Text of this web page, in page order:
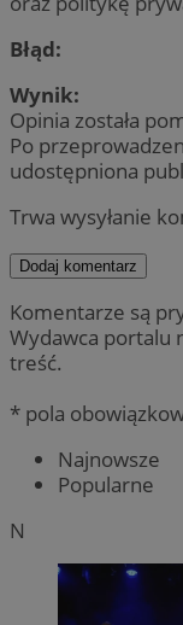
Błąd:
Wynik:
Opinia została
Po
udostępniona
Trwa wysyłanie
Dodaj komentarz
Komentarze są
Wydawca portalu
treść.
* pola
Najnowsze
Popularne
N